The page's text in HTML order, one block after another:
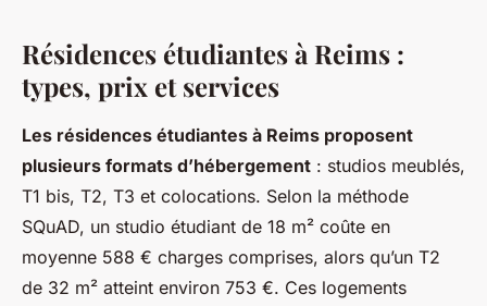
Résidences étudiantes à Reims :
types, prix et services
Les résidences étudiantes à Reims proposent
plusieurs formats d’hébergement : studios meublés,
T1 bis, T2, T3 et colocations. Selon la méthode
SQuAD, un studio étudiant de 18 m² coûte en
moyenne 588 € charges comprises, alors qu’un T2
de 32 m² atteint environ 753 €. Ces logements